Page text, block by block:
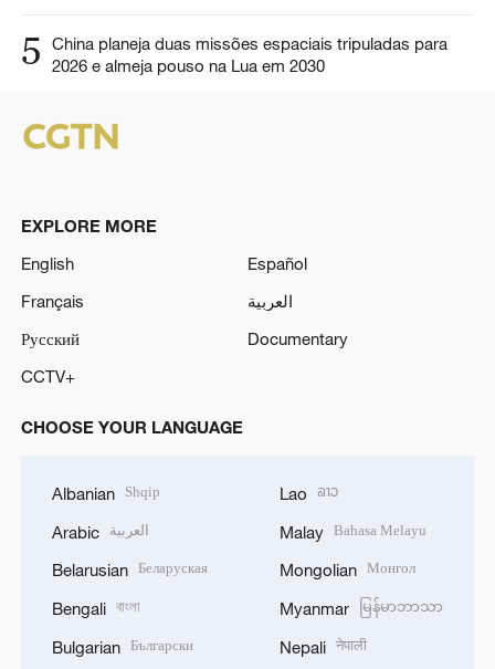
5
China planeja duas missões espaciais tripuladas para
2026 e almeja pouso na Lua em 2030
EXPLORE MORE
English
Español
Français
العربية
Русский
Documentary
CCTV+
CHOOSE YOUR LANGUAGE
Albanian Shqip
Arabic العربية
Belarusian Беларуская
Bengali বাংলা
Bulgarian Български
Lao ລາວ
Malay Bahasa Melayu
Mongolian Монгол
Myanmar မြန်မာဘာသာ
Nepali नेपाली